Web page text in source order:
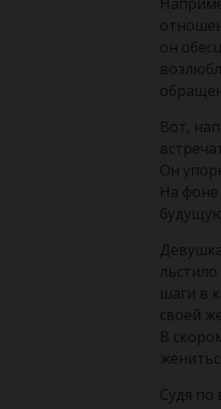
он
Вот,
Он
На фоне
шаги в
своей
В
Судя по